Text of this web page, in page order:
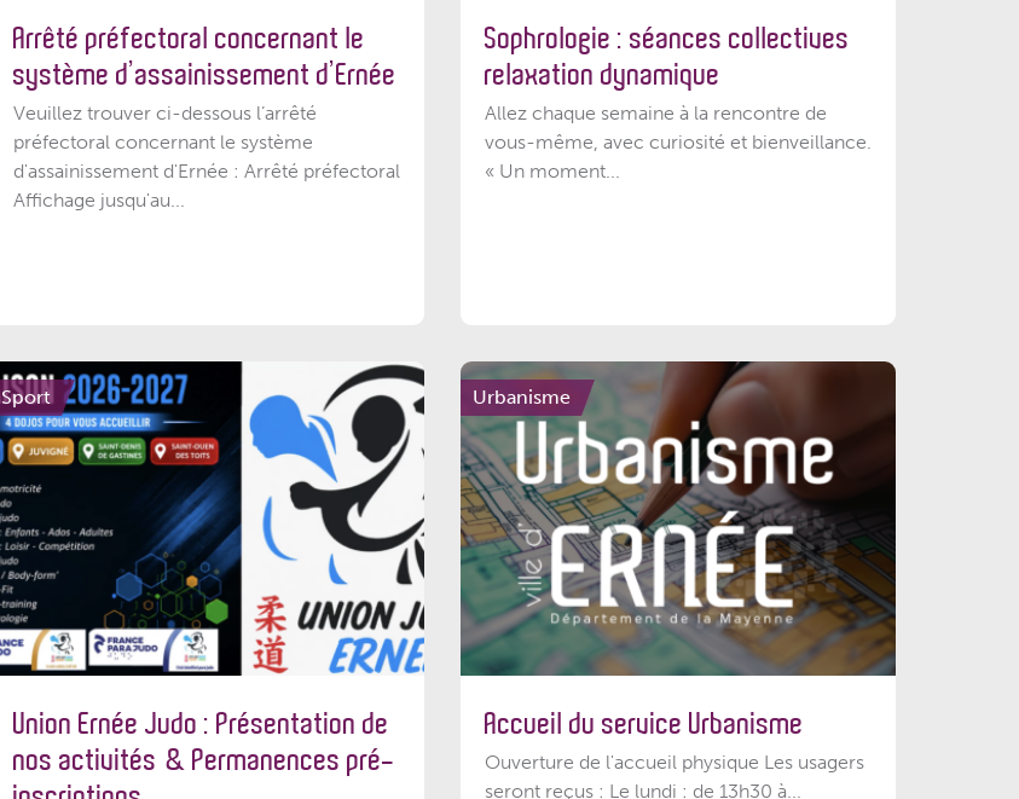
Arrêté préfectoral concernant le
système d’assainissement d’Ernée
Veuillez trouver ci-dessous l’arrêté
préfectoral concernant le système
d'assainissement d'Ernée : Arrêté préfectoral
Affichage jusqu'au...
Sophrologie : séances collectives
relaxation dynamique
Allez chaque semaine à la rencontre de
vous-même, avec curiosité et bienveillance.
« Un moment...
Sport
Union Ernée Judo : Présentation de
nos activités & Permanences pré-
Urbanisme
Accueil du service Urbanisme
Ouverture de l'accueil physique Les usagers
seront reçus : Le lundi : de 13h30 à...